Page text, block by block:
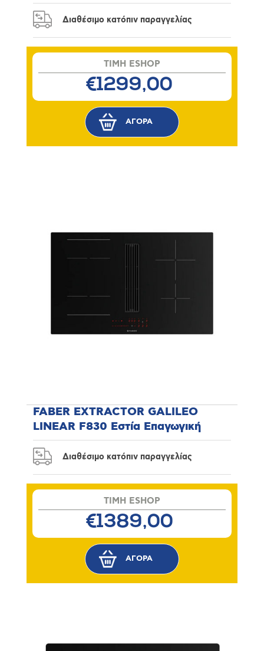
Διαθέσιμο κατόπιν παραγγελίας
TIMH ESHOP
€1299,00
FABER EXTRACTOR GALILEO
LINEAR F830 Εστία Επαγωγική
Διαθέσιμο κατόπιν παραγγελίας
TIMH ESHOP
€1389,00